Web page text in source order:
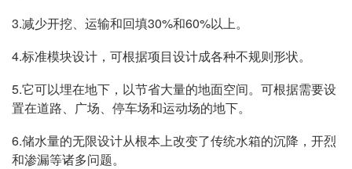
3.减少开挖、运输和回填30%和60%以上。
4.标准模块设计，可根据项目设计成各种不规则形状。
5.它可以埋在地下，以节省大量的地面空间。可根据需要设
置在道路、广场、停车场和运动场的地下。
6.储水量的无限设计从根本上改变了传统水箱的沉降，开烈
和渗漏等诸多问题。